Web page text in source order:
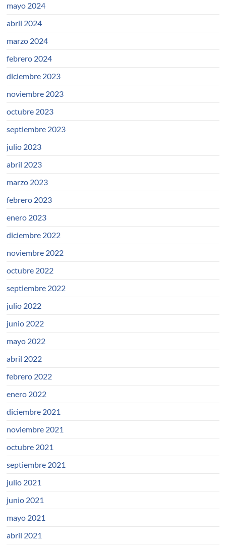
mayo 2024
abril 2024
marzo 2024
febrero 2024
diciembre 2023
noviembre 2023
octubre 2023
septiembre 2023
julio 2023
abril 2023
marzo 2023
febrero 2023
enero 2023
diciembre 2022
noviembre 2022
octubre 2022
septiembre 2022
julio 2022
junio 2022
mayo 2022
abril 2022
febrero 2022
enero 2022
diciembre 2021
noviembre 2021
octubre 2021
septiembre 2021
julio 2021
junio 2021
mayo 2021
abril 2021